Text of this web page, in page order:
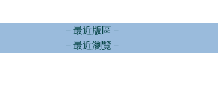
－最近版區－
－最近瀏覽－